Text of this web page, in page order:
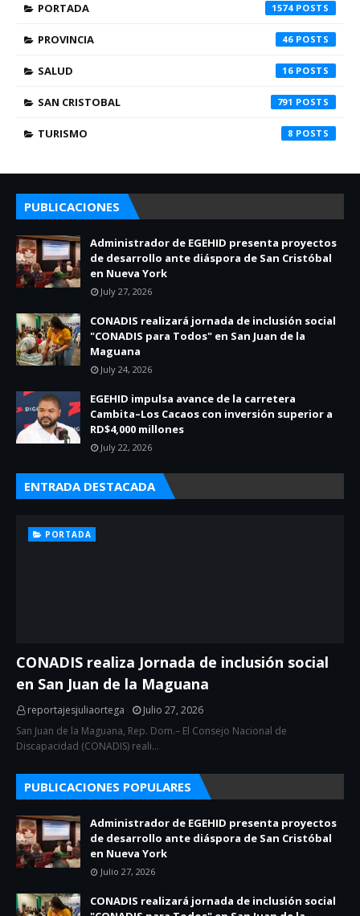
PORTADA 1574
PROVINCIA 46
SALUD 16
SAN CRISTOBAL 791
TURISMO 8
PUBLICACIONES
Administrador de EGEHID presenta proyectos
de desarrollo ante diáspora de San Cristóbal
en Nueva York
July 27, 2026
CONADIS realizará jornada de inclusión social
"CONADIS para Todos" en San Juan de la
Maguana
July 24, 2026
EGEHID impulsa avance de la carretera
Cambita–Los Cacaos con inversión superior a
RD$4,000 millones
July 22, 2026
ENTRADA DESTACADA
PORTADA
CONADIS realiza Jornada de inclusión social
en San Juan de la Maguana
reportajesjuliaortega
Julio 27, 2026
San Juan de la Maguana, Rep. Dom.– El Consejo Nacional de
Discapacidad (CONADIS) reali…
PUBLICACIONES POPULARES
Administrador de EGEHID presenta proyectos
de desarrollo ante diáspora de San Cristóbal
en Nueva York
Julio 27, 2026
CONADIS realizará jornada de inclusión social